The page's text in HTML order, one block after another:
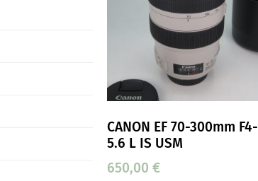
CANON EF 70-300mm F4-
5.6 L IS USM
650,00 €